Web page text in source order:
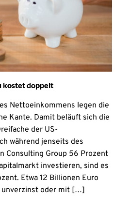
kostet doppelt
Nettoeinkommens legen die
Kante. Damit beläuft sich die
der US-
während jenseits des
Consulting Group 56 Prozent
investieren, sind es
Etwa 12 Billionen Euro
unverzinst oder mit […]